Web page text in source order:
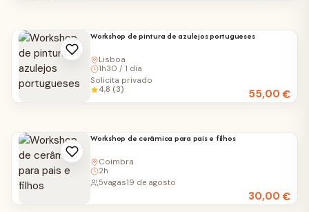
Workshop de pintura de azulejos portugueses
Lisboa
1h30 / 1 dia
55,00€
Solicita privado
4,8 (3)
Workshop de cerâmica para pais e filhos
Coimbra
2h
30,00€
5vagas19 de agosto